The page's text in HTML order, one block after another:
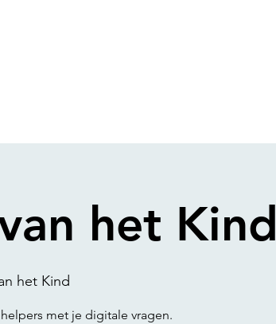
het Kind
het Kind
met je digitale vragen.